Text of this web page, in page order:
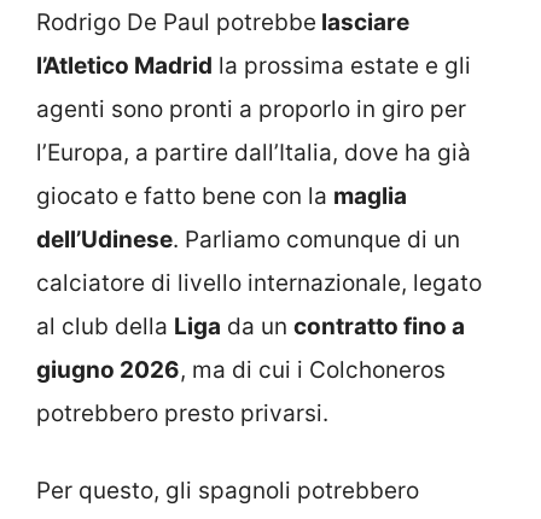
Rodrigo De Paul potrebbe lasciare
l’Atletico Madrid la prossima estate e gli
agenti sono pronti a proporlo in giro per
l’Europa, a partire dall’Italia, dove ha già
giocato e fatto bene con la maglia
dell’Udinese. Parliamo comunque di un
calciatore di livello internazionale, legato
al club della Liga da un contratto fino a
giugno 2026, ma di cui i Colchoneros
potrebbero presto privarsi.
Per questo, gli spagnoli potrebbero